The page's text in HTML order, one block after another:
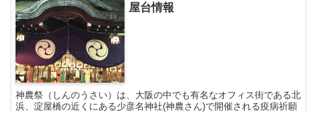
屋台情報
神農祭（しんのうさい）は、大阪の中でも有名なオフィス街である北
浜、淀屋橋の近くにある少彦名神社(神農さん)で開催される疫病祈願